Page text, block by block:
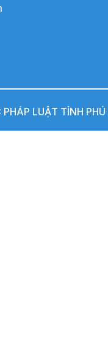
LUẬT TỈNH